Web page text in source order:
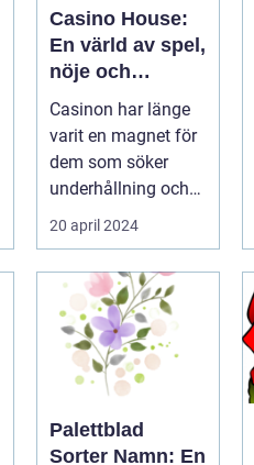
Casino House:
En värld av spel,
nöje och
spänning
Casinon har länge
varit en magnet för
dem som söker
underhållning och
en chans ...
20 april 2024
Palettblad
Sorter Namn: En